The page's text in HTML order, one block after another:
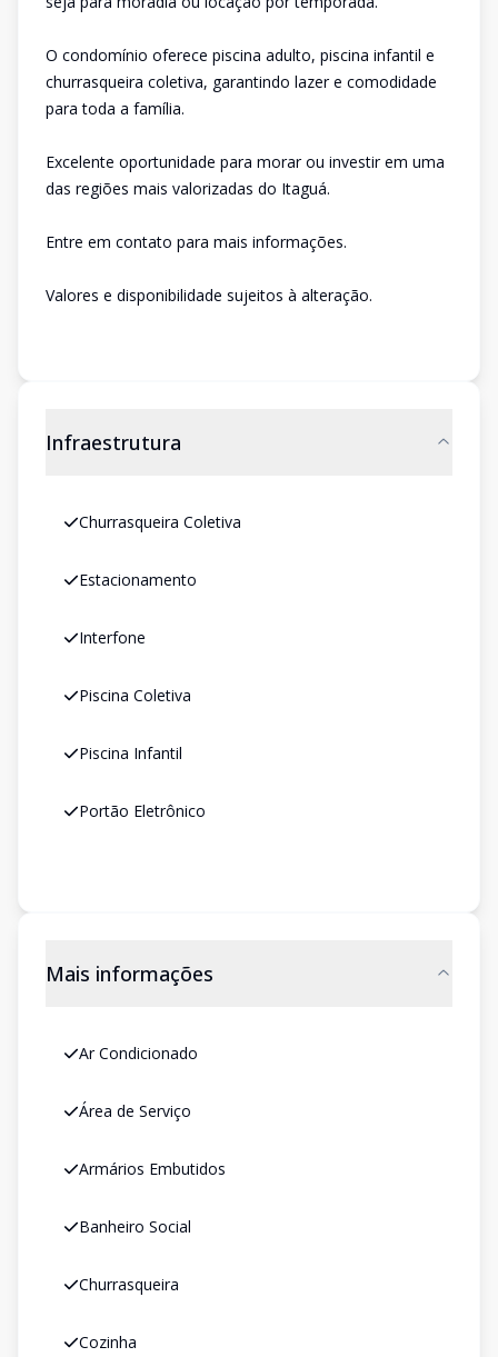
O condomínio oferece piscina adulto, piscina infantil e
churrasqueira coletiva, garantindo lazer e comodidade
para toda a família.
Excelente oportunidade para morar ou investir em uma
das regiões mais valorizadas do Itaguá.
Entre em contato para mais informações.
Valores e disponibilidade sujeitos à alteração.
Infraestrutura
Churrasqueira Coletiva
Estacionamento
Interfone
Piscina Coletiva
Piscina Infantil
Portão Eletrônico
Mais informações
Ar Condicionado
Área de Serviço
Armários Embutidos
Banheiro Social
Churrasqueira
Cozinha